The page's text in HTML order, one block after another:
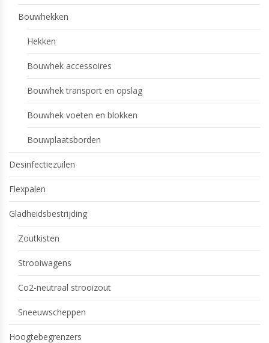
Bouwhekken
Hekken
Bouwhek accessoires
Bouwhek transport en opslag
Bouwhek voeten en blokken
Bouwplaatsborden
Desinfectiezuilen
Flexpalen
Gladheidsbestrijding
Zoutkisten
Strooiwagens
Co2-neutraal strooizout
Sneeuwscheppen
Hoogtebegrenzers